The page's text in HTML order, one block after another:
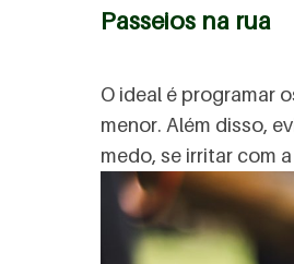
Passeios na rua
O ideal é programar
menor. Além disso,
medo, se irritar com